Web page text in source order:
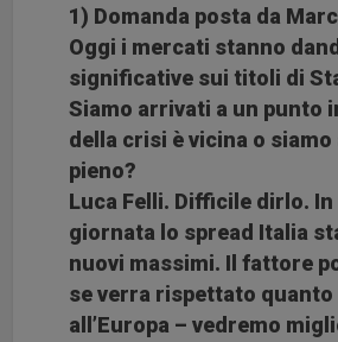
1) Domanda posta da
Oggi i mercati stanno
significative sui titoli di
Siamo arrivati a un punto
della crisi è vicina o
pieno?
Luca Felli. Difficile dirlo.
giornata lo spread Italia
nuovi massimi. Il fattore
se verra rispettato quanto
all’Europa – vedremo